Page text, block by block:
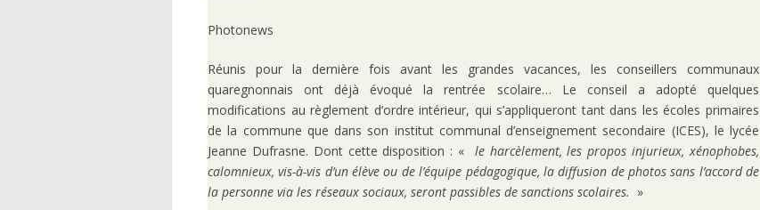
Photonews
Réunis pour la dernière fois avant les grandes vacances, les conseillers communaux
quaregnonnais ont déjà évoqué la rentrée scolaire… Le conseil a adopté quelques
modifications au règlement d’ordre intérieur, qui s’appliqueront tant dans les écoles primaires
de la commune que dans son institut communal d’enseignement secondaire (ICES), le lycée
Jeanne Dufrasne. Dont cette disposition : « le harcèlement, les propos injurieux, xénophobes,
calomnieux, vis-à-vis d’un élève ou de l’équipe pédagogique, la diffusion de photos sans l’accord de
la personne via les réseaux sociaux, seront passibles de sanctions scolaires. »